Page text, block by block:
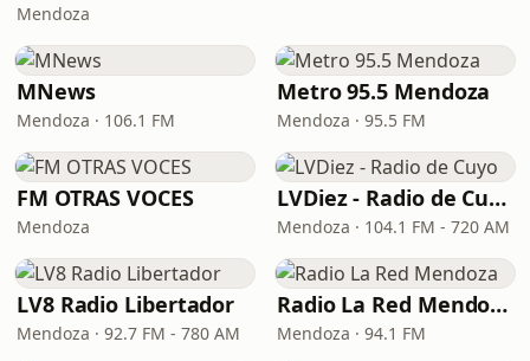
Mendoza
MNews
Mendoza · 106.1 FM
Metro 95.5 Mendoza
Mendoza · 95.5 FM
FM OTRAS VOCES
Mendoza
LVDiez - Radio de Cuyo
Mendoza · 104.1 FM - 720 AM
LV8 Radio Libertador
Mendoza · 92.7 FM - 780 AM
Radio La Red Mendoza
Mendoza · 94.1 FM